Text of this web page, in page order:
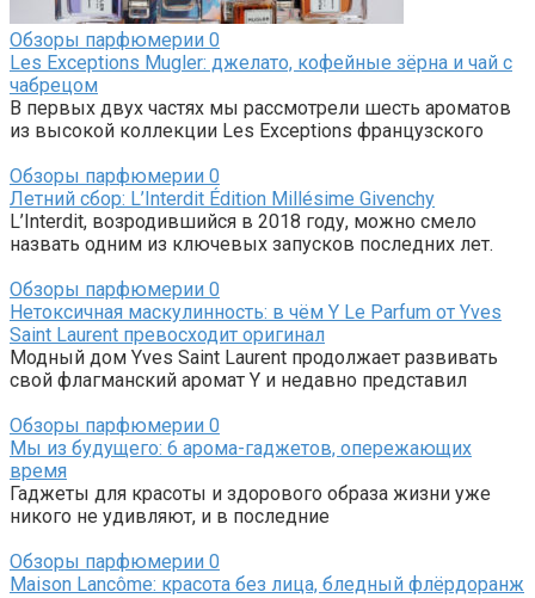
Обзоры парфюмерии 0
Les Exceptions Mugler: джелато, кофейные зёрна и чай с
чабрецом
В первых двух частях мы рассмотрели шесть ароматов
из высокой коллекции Les Exceptions французского
Обзоры парфюмерии 0
Летний сбор: L’Interdit Édition Millésime Givenchy
L’Interdit, возродившийся в 2018 году, можно смело
назвать одним из ключевых запусков последних лет.
Обзоры парфюмерии 0
Нетоксичная маскулинность: в чём Y Le Parfum от Yves
Saint Laurent превосходит оригинал
Модный дом Yves Saint Laurent продолжает развивать
свой флагманский аромат Y и недавно представил
Обзоры парфюмерии 0
Мы из будущего: 6 арома-гаджетов, опережающих
время
Гаджеты для красоты и здорового образа жизни уже
никого не удивляют, и в последние
Обзоры парфюмерии 0
Maison Lancôme: красота без лица, бледный флёрдоранж